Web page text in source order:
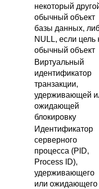
некоторый
обычный объект
базы данных,
NULL, если цель
обычный объект
Виртуальный
идентификатор
транзакции,
удерживающей
ожидающей
блокировку
Идентификатор
серверного
процесса (PID,
Process ID),
удерживающего
или ожидающего